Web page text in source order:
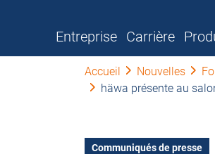
Entreprise Carrière
Accueil Nouvelles
häwa présente au
Communiqués de presse